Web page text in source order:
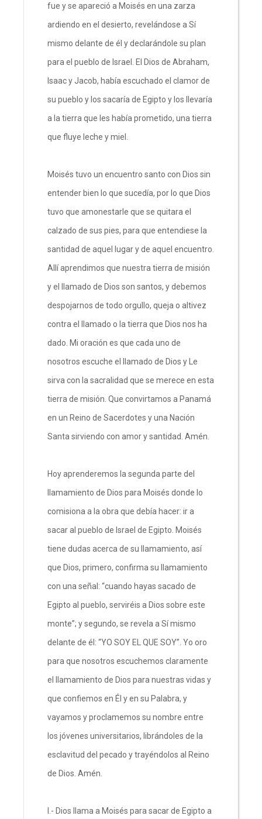
fue y se apareció a Moisés en una zarza
ardiendo en el desierto, revelándose a Sí
mismo delante de él y declarándole su plan
para el pueblo de Israel. El Dios de Abraham,
Isaac y Jacob, había escuchado el clamor de
su pueblo y los sacaría de Egipto y los llevaría
a la tierra que les había prometido, una tierra
que fluye leche y miel.
Moisés tuvo un encuentro santo con Dios sin
entender bien lo que sucedía, por lo que Dios
tuvo que amonestarle que se quitara el
calzado de sus pies, para que entendiese la
santidad de aquel lugar y de aquel encuentro.
Allí aprendimos que nuestra tierra de misión
y el llamado de Dios son santos, y debemos
despojarnos de todo orgullo, queja o altivez
contra el llamado o la tierra que Dios nos ha
dado. Mi oración es que cada uno de
nosotros escuche el llamado de Dios y Le
sirva con la sacralidad que se merece en esta
tierra de misión. Que convirtamos a Panamá
en un Reino de Sacerdotes y una Nación
Santa sirviendo con amor y santidad. Amén.
Hoy aprenderemos la segunda parte del
llamamiento de Dios para Moisés donde lo
comisiona a la obra que debía hacer: ir a
sacar al pueblo de Israel de Egipto. Moisés
tiene dudas acerca de su llamamiento, así
que Dios, primero, confirma su llamamiento
con una señal: “cuando hayas sacado de
Egipto al pueblo, serviréis a Dios sobre este
monte”; y segundo, se revela a Sí mismo
delante de él: “YO SOY EL QUE SOY”. Yo oro
para que nosotros escuchemos claramente
el llamamiento de Dios para nuestras vidas y
que confiemos en Él y en su Palabra, y
vayamos y proclamemos su nombre entre
los jóvenes universitarios, librándoles de la
esclavitud del pecado y trayéndolos al Reino
de Dios. Amén.
I.- Dios llama a Moisés para sacar de Egipto a